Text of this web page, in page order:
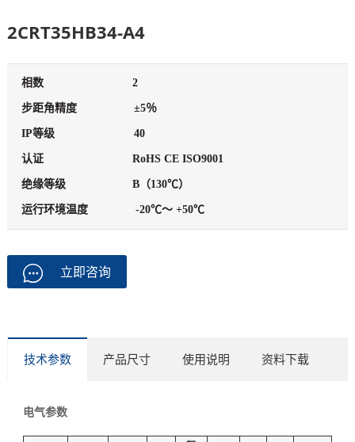
2CRT35HB34-A4
相数 2
步距角精度 ±5％
IP等级 40
认证 RoHS CE ISO9001
绝缘等级 B（130℃）
运行环境温度 -20℃～ +50℃
立即咨询
技术参数 产品尺寸 使用说明 资料下载
电气参数